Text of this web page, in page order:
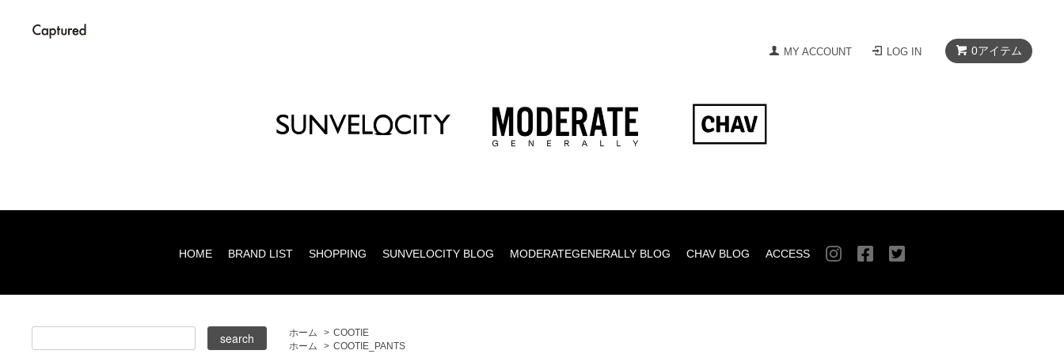
0アイテム
MY ACCOUNT LOG IN
HOME BRAND LIST SHOPPING SUNVELOCITY BLOG MODERATEGENERALLY BLOG CHAV BLOG ACCESS
ホーム > COOTIE
ホーム
> COOTIE_PANTS